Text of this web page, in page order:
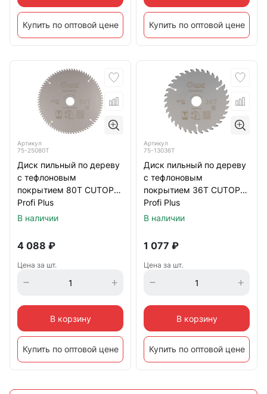
Купить по оптовой цене Купить по оптовой цене
Артикул
75-25080Т
Диск пильный по дереву
с тефлоновым
покрытием 80Т CUTOP
Profi Plus
250х1,8/2,6х32/30/25,4/20
В наличии
4 088 ₽
Цена за шт.
В корзину
Купить по оптовой цене
Артикул
75-13036Т
Диск пильный по дереву
с тефлоновым
покрытием 36Т CUTOP
Profi Plus
130х1,1/1,8х20/16/12 мм
В наличии
1 077 ₽
Цена за шт.
В корзину
Купить по оптовой цене